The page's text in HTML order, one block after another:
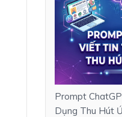
Prompt
Dụng Thu Hút